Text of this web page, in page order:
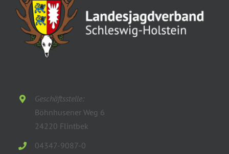
Geschäftsstelle:
Böhnhusener Weg 6
24220 Flintbek
04347-9087-0